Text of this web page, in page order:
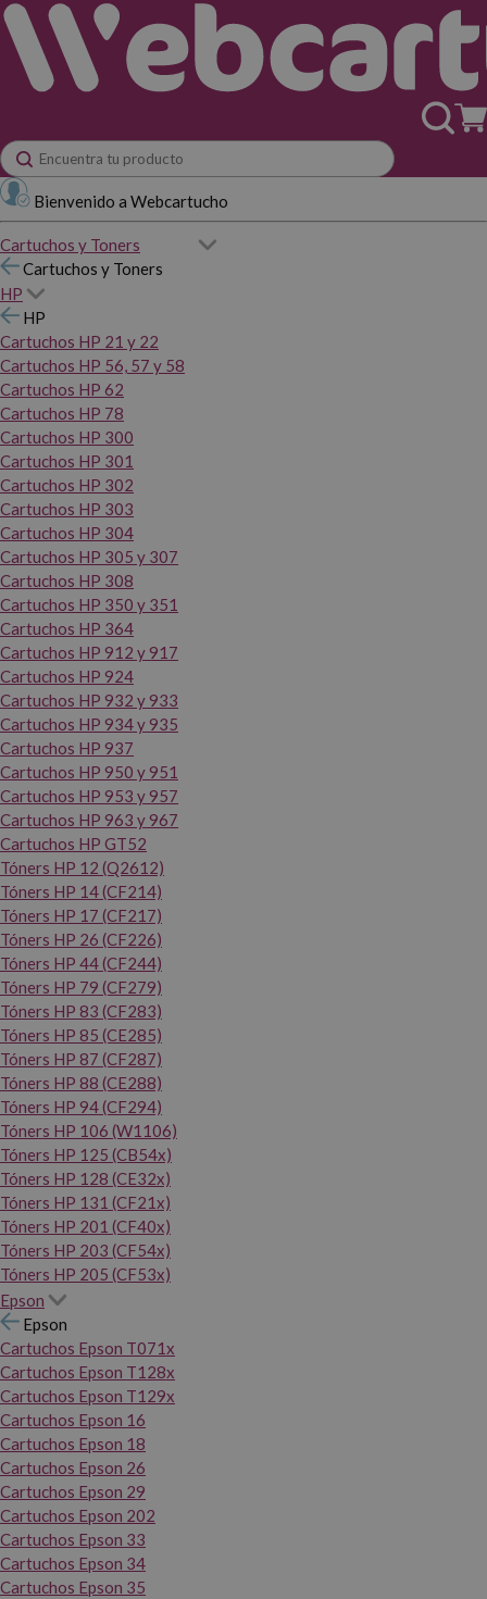
Bienvenido a Webcartucho
Cartuchos y Toners
Cartuchos y Toners
HP
HP
Cartuchos HP 21 y 22
Cartuchos HP 56, 57 y 58
Cartuchos HP 62
Cartuchos HP 78
Cartuchos HP 300
Cartuchos HP 301
Cartuchos HP 302
Cartuchos HP 303
Cartuchos HP 304
Cartuchos HP 305 y 307
Cartuchos HP 308
Cartuchos HP 350 y 351
Cartuchos HP 364
Cartuchos HP 912 y 917
Cartuchos HP 924
Cartuchos HP 932 y 933
Cartuchos HP 934 y 935
Cartuchos HP 937
Cartuchos HP 950 y 951
Cartuchos HP 953 y 957
Cartuchos HP 963 y 967
Cartuchos HP GT52
Tóners HP 12 (Q2612)
Tóners HP 14 (CF214)
Tóners HP 17 (CF217)
Tóners HP 26 (CF226)
Tóners HP 44 (CF244)
Tóners HP 79 (CF279)
Tóners HP 83 (CF283)
Tóners HP 85 (CE285)
Tóners HP 87 (CF287)
Tóners HP 88 (CE288)
Tóners HP 94 (CF294)
Tóners HP 106 (W1106)
Tóners HP 125 (CB54x)
Tóners HP 128 (CE32x)
Tóners HP 131 (CF21x)
Tóners HP 201 (CF40x)
Tóners HP 203 (CF54x)
Tóners HP 205 (CF53x)
Epson
Epson
Cartuchos Epson T071x
Cartuchos Epson T128x
Cartuchos Epson T129x
Cartuchos Epson 16
Cartuchos Epson 18
Cartuchos Epson 26
Cartuchos Epson 29
Cartuchos Epson 202
Cartuchos Epson 33
Cartuchos Epson 34
Cartuchos Epson 35